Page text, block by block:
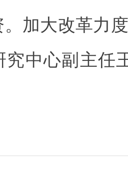
加大改革力
究中心副主任